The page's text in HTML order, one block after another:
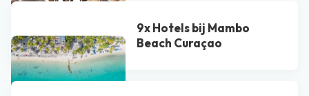
9x Hotels bij Mambo
Beach Curaçao